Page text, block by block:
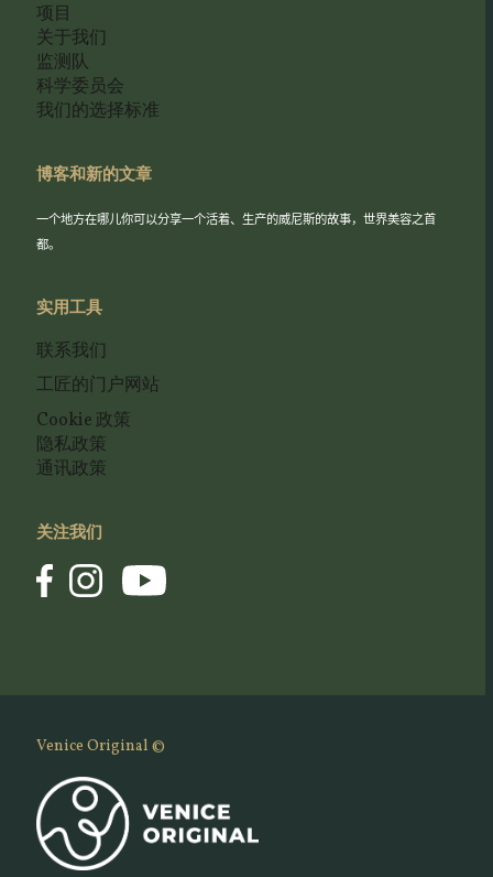
项目
关于我们
监测队
科学委员会
我们的选择标准
博客和新的文章
一个地方在哪儿你可以分享一个活着、生产的威尼斯的故事，世界美容之首
都。
实用工具
联系我们
工匠的门户网站
Cookie 政策
隐私政策
通讯政策
关注我们
Venice Original ©